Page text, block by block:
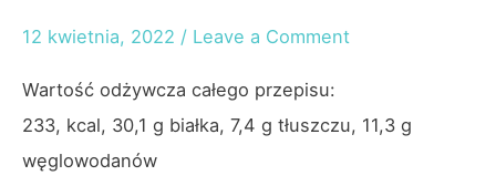
12 kwietnia, 2022 / Leave a Comment
Wartość odżywcza całego przepisu:
233, kcal, 30,1 g białka, 7,4 g tłuszczu, 11,3 g
węglowodanów